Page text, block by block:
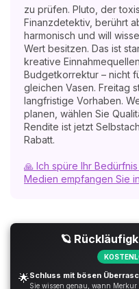
zu prüfen. Pluto, der
Finanzdetektiv, berührt
harmonisch und will
Wert besitzen. Das ist
kreative
Budgetkorrektur – nicht
gleichen Vasen. Freitag
langfristige Vorhaben.
planen, wählen Sie
Rendite ist jetzt
Rabatt.
🙏 Ich spüre Ihr
Medien empfangen Sie
🪐
🌟Schluss mit bösen
Sie wissen genau, wann Merkur